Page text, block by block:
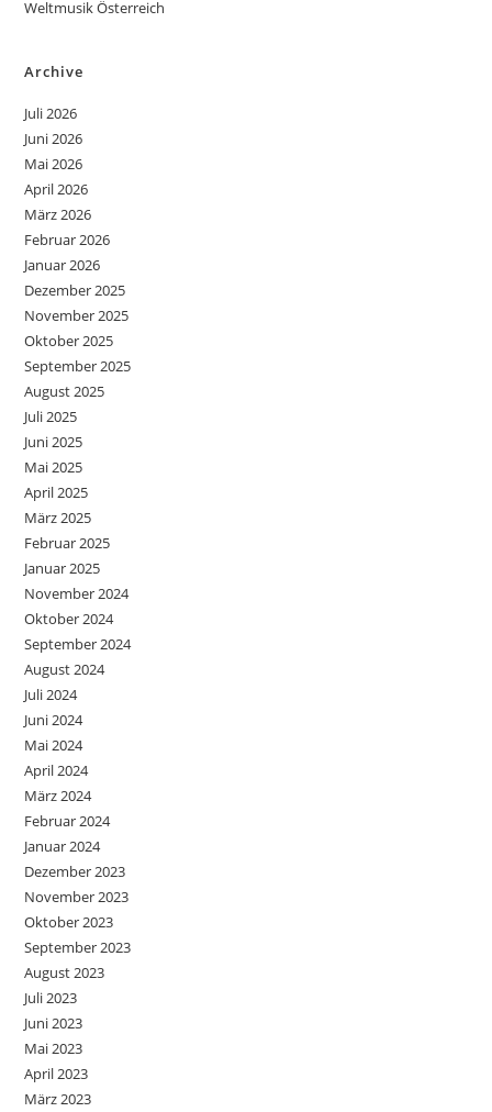
WeltmusikÖsterreich
Archive
Juli 2026
Juni 2026
Mai 2026
April 2026
März 2026
Februar 2026
Januar 2026
Dezember 2025
November 2025
Oktober 2025
September 2025
August 2025
Juli 2025
Juni 2025
Mai 2025
April 2025
März 2025
Februar 2025
Januar 2025
November 2024
Oktober 2024
September 2024
August 2024
Juli 2024
Juni 2024
Mai 2024
April 2024
März 2024
Februar 2024
Januar 2024
Dezember 2023
November 2023
Oktober 2023
September 2023
August 2023
Juli 2023
Juni 2023
Mai 2023
April 2023
März 2023